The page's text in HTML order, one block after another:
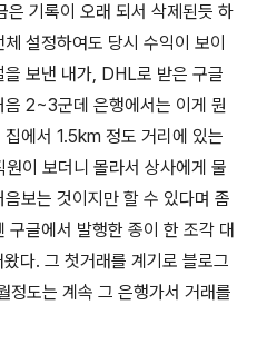
기록이 오래 되서 삭제된듯 하
설정하여도 당시 수익이 보이
보낸 내가, DHL로 받은 구글
2~3군데 은행에서는 이게 뭔
에서 1.5km 정도 거리에 있는
이 보더니 몰라서 상사에게 물
보는 것이지만 할 수 있다며 좀
구글에서 발행한 종이 한 조각 대
다. 그 첫거래를 계기로 블로그
정도는 계속 그 은행가서 거래를